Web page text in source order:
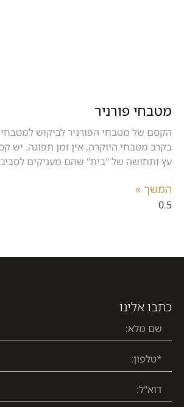
מטבחי פורניר
הקסם של מטבחי הפורניר לביקוש למטבחי
בקרב מטבחי היוקרה, אין זמן תפוגה. יש
עץ ותחושה של "בית" שהם מעניקים
המשך »
כתבו אלינו